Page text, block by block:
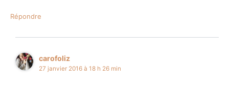
Répondre
carofoliz
27 janvier 2016 à 18 h 26 min